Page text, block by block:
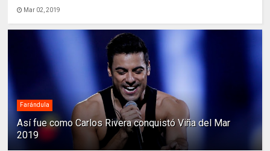
Mar 02, 2019
Farándula
Así fue como Carlos Rivera conquistó Viña del Mar
2019